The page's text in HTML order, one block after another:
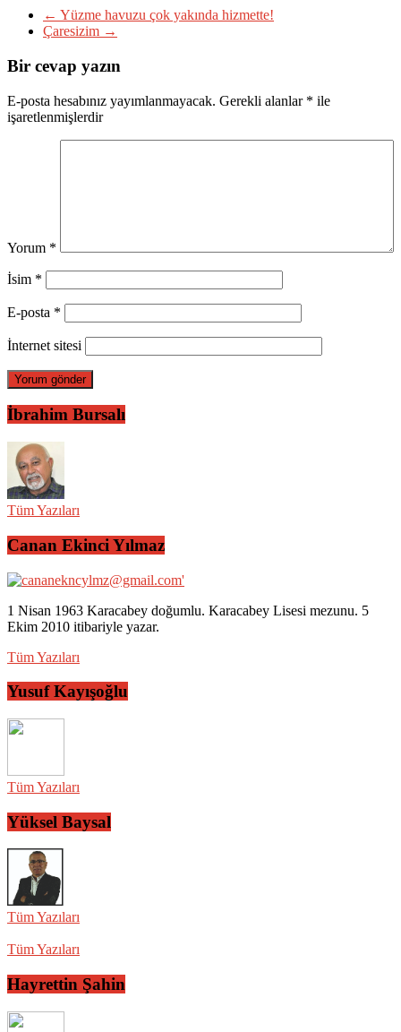
← Yüzme havuzu çok yakında hizmette!
Çaresizim →
Bir cevap yazın
E-posta hesabınız yayımlanmayacak. Gerekli alanlar * ile
işaretlenmişlerdir
Yorum *
İsim *
E-posta *
İnternet sitesi
İbrahim Bursalı
Tüm Yazıları
Canan Ekinci Yılmaz
1 Nisan 1963 Karacabey doğumlu. Karacabey Lisesi mezunu. 5
Ekim 2010 itibariyle yazar.
Tüm Yazıları
Yusuf Kayışoğlu
Tüm Yazıları
Yüksel Baysal
Tüm Yazıları
Tüm Yazıları
Hayrettin Şahin